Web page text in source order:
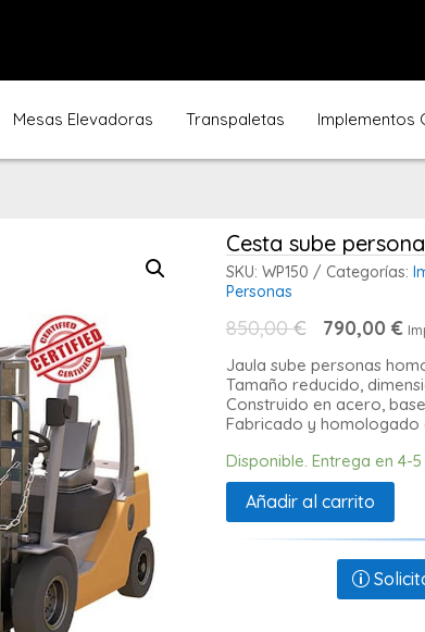
Mesas Elevadoras Transpaletas Implementos
Cesta sube
SKU: WP150 Categorías:
Personas
850,00€ El
precio
original
era:
850,00 €.
790,00 €El
es:
Jaula sube personas
Tamaño reducido,
Construido en acero,
Fabricado y homologado
Disponible. Entrega en 4-5
Añadir al carrito